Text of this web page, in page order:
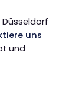
uns
und